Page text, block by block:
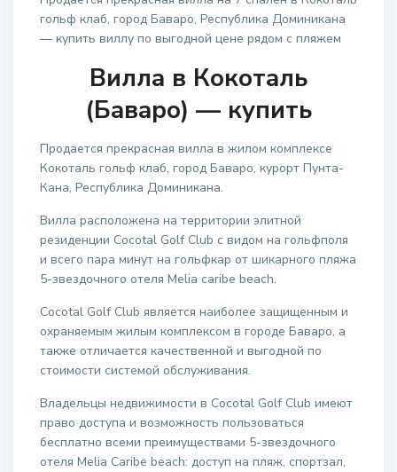
гольф клаб, город Баваро, Республика Доминикана
— купить виллу по выгодной цене рядом с пляжем
Вилла в Кокоталь
(Баваро) — купить
Продается прекрасная вилла в жилом комплексе
Кокоталь гольф клаб, город Баваро, курорт Пунта-
Кана, Республика Доминикана.
Вилла расположена на территории элитной
резиденции Cocotal Golf Club с видом на гольфполя
и всего пара минут на гольфкар от шикарного пляжа
5-звездочного отеля Melia caribe beach.
Cocotal Golf Club является наиболее защищенным и
охраняемым жилым комплексом в городе Баваро, а
также отличается качественной и выгодной по
стоимости системой обслуживания.
Владельцы недвижимости в Cocotal Golf Club имеют
право доступа и возможность пользоваться
бесплатно всеми преимуществами 5-звездочного
отеля Melia Caribe beach: доступ на пляж, спортзал,